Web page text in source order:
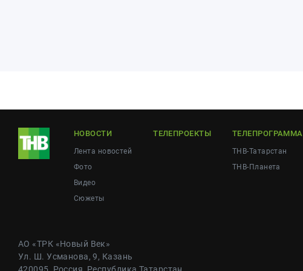
НОВОСТИ
Лента новостей
Фото
Видео
Сюжеты
ТЕЛЕПРОЕКТЫ ТЕЛЕПРОГРАММА
ТНВ-Татарстан
ТНВ-Планета
АО «ТРК «Новый Век»
Ул. Ш. Усманова, 9, Казань